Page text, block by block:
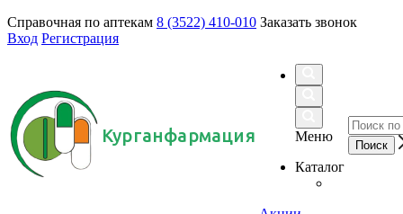
Справочная по аптекам 8 (3522) 410-010 Заказать звонок
Вход Регистрация
Курганфармация
Меню
Каталог